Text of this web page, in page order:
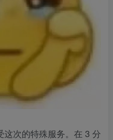
次的特殊服务。在 3 分